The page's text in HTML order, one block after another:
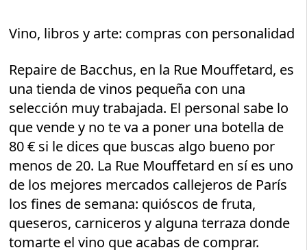
Vino, libros y arte: compras con personalidad
Repaire de Bacchus, en la Rue Mouffetard, es
una tienda de vinos pequeña con una
selección muy trabajada. El personal sabe lo
que vende y no te va a poner una botella de
80 € si le dices que buscas algo bueno por
menos de 20. La Rue Mouffetard en sí es uno
de los mejores mercados callejeros de París
los fines de semana: quióscos de fruta,
queseros, carniceros y alguna terraza donde
tomarte el vino que acabas de comprar.